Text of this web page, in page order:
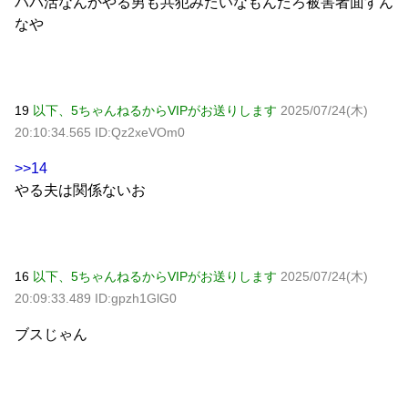
なや
19 以下、5ちゃんねるからVIPがお送りします 2025/07/24(木)
20:10:34.565 ID:Qz2xeVOm0
>>14
やる夫は関係ないお
16 以下、5ちゃんねるからVIPがお送りします 2025/07/24(木)
20:09:33.489 ID:gpzh1GlG0
ブスじゃん